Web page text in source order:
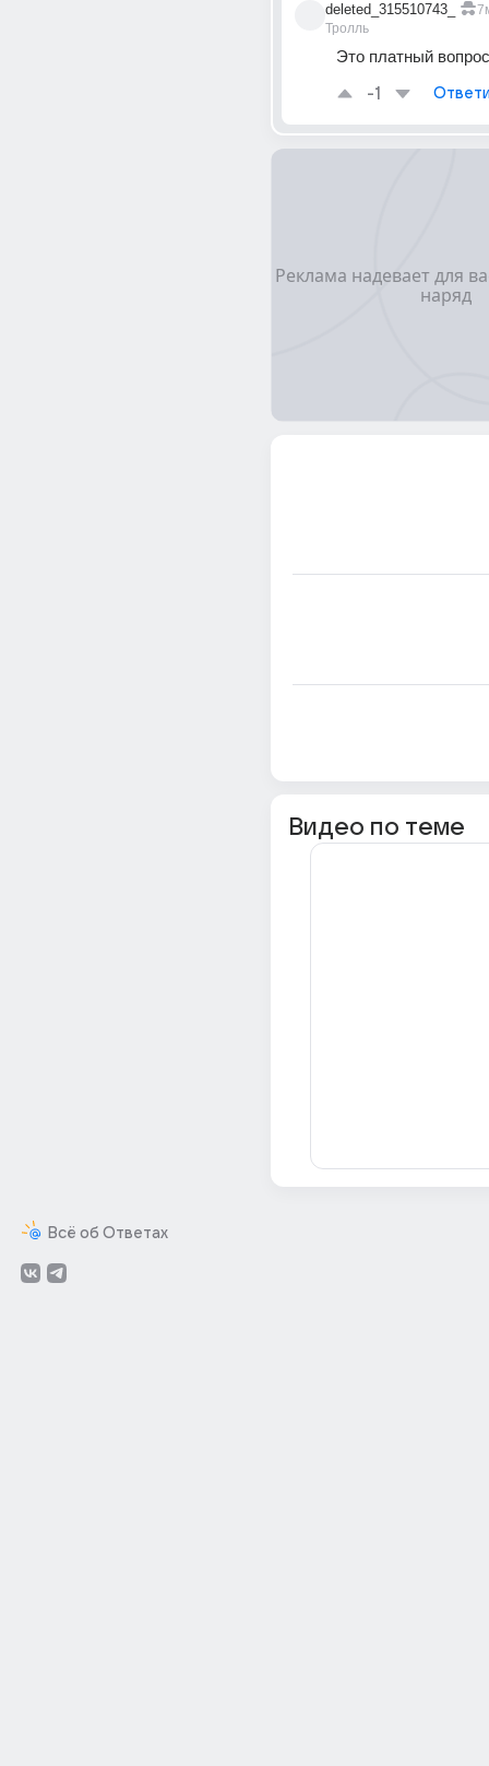
Всё об Ответах
deleted_315510743_
Тролль
Это платный вопрос
-1
Видео по теме